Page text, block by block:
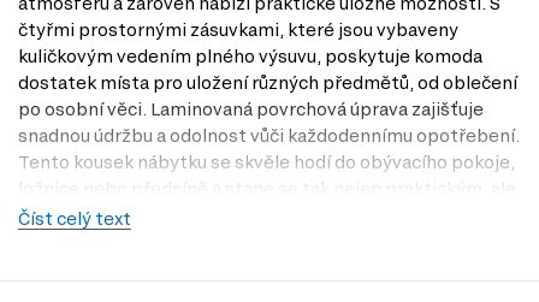
čtyřmi prostornými zásuvkami, které jsou vybaveny
kuličkovým vedením plného výsuvu, poskytuje komoda
dostatek místa pro uložení různých předmětů, od oblečení
po osobní věci. Laminovaná povrchová úprava zajišťuje
snadnou údržbu a odolnost vůči každodennímu opotřebení.
Tento kousek nábytku se skvěle hodí do obývacího pokoje,
ložnice nebo předsíně a stane se tak nejen praktickým, ale
i stylovým doplňkem vašeho domova. Navštivte naši
Číst celý text